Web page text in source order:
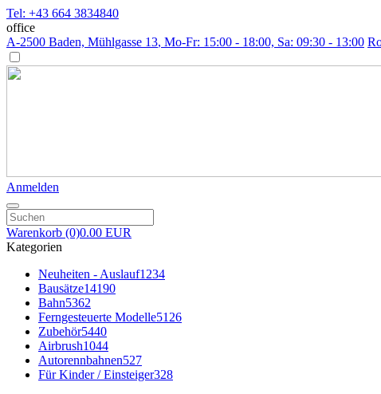
Tel: +43 664 3834840
office
A-2500 Baden, Mühlgasse 13, Mo-Fr: 15:00 - 18:00, Sa: 09:30 - 13:00
Anmelden
Warenkorb (0)0.00 EUR
Kategorien
Neuheiten - Auslauf1234
Bausätze14190
Bahn5362
Ferngesteuerte Modelle5126
Zubehör5440
Airbrush1044
Autorennbahnen527
Für Kinder / Einsteiger328